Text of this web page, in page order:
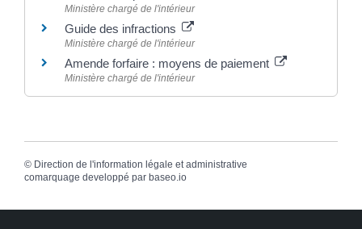
Ministère chargé de l'intérieur
Guide des infractions
Ministère chargé de l'intérieur
Amende forfaire : moyens de paiement
Ministère chargé de l'intérieur
© Direction de l'information légale et administrative
comarquage developpé par baseo.io